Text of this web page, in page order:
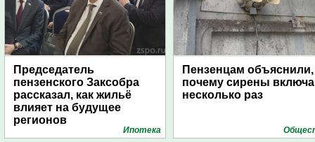
Председатель
пензенского Заксобра
рассказал, как жильё
влияет на будущее
регионов
Ипотека
Пензенцам объяснили,
почему сирены
несколько раз